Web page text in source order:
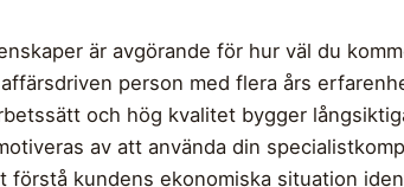
är avgörande för hur väl du
person med flera års
och hög kvalitet bygger
av att använda din
kundens ekonomiska situation